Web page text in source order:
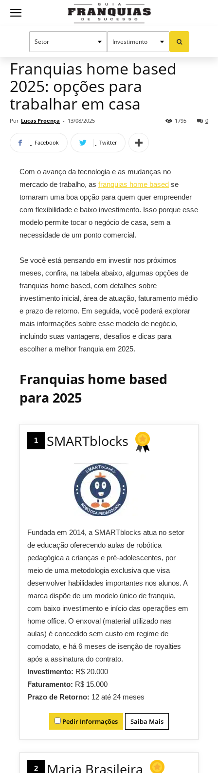
Guia
Oportunidades e tendências
Franquias home based
2025: opções para
trabalhar em casa
Por Lucas Proença - 13/08/2025 0
1795
Facebook Twitter
Com o avanço da tecnologia e as mudanças no
mercado de trabalho, as franquias home based se
tornaram uma boa opção para quem quer empreender
com flexibilidade e baixo investimento. Isso porque esse
modelo permite tocar o negócio de casa, sem a
necessidade de um ponto comercial.
Se você está pensando em investir nos próximos
meses, confira, na tabela abaixo, algumas opções de
franquias home based, com detalhes sobre
investimento inicial, área de atuação, faturamento médio
e prazo de retorno. Em seguida, você poderá explorar
mais informações sobre esse modelo de negócio,
incluindo suas vantagens, desafios e dicas para
escolher a melhor franquia em 2025.
Franquias home based
para 2025
1 SMARTblocks
Fundada em 2014, a SMARTblocks atua no setor
de educação oferecendo aulas de robótica
pedagógica a crianças e pré-adolescentes, por
meio de uma metodologia exclusiva que visa
desenvolver habilidades importantes nos alunos. A
marca dispõe de um modelo único de franquia,
com baixo investimento e início das operações em
home office. O enxoval (material utilizado nas
aulas) é concedido sem custo em regime de
comodato, e há 6 meses de isenção de royalties
após a assinatura do contrato.
Investimento: R$ 20.000
Faturamento: R$ 15.000
Prazo de Retorno: 12 até 24 meses
Pedir Informações Saiba Mais
2 Maria Brasileira